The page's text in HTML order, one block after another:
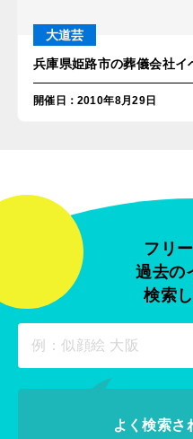
大道芸
兵庫県姫路市の葬儀会社
開催日 ：2010年8月29日
フリ
過去の
検索
よく検索さ